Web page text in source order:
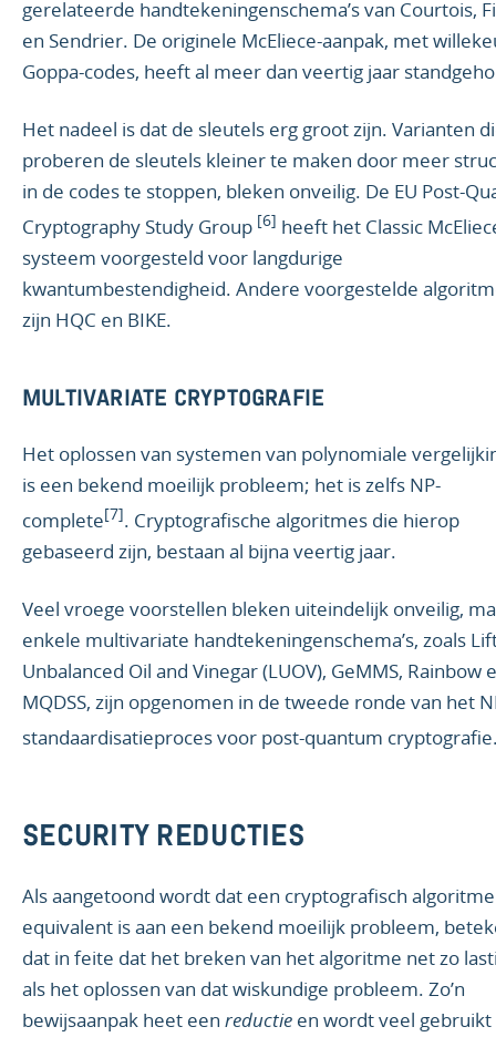
gerelateerde handtekeningenschema’s van Courtois,
en Sendrier. De originele McEliece-aanpak, met
Goppa-codes, heeft al meer dan veertig jaar
Het nadeel is dat de sleutels erg groot zijn. Varianten
proberen de sleutels kleiner te maken door meer
in de codes te stoppen, bleken onveilig. De EU Post-
Cryptography Study Group [6] heeft het Classic
systeem voorgesteld voor langdurige
kwantumbestendigheid. Andere voorgestelde
zijn HQC en BIKE.
MULTIVARIATE CRYPTOGRAFIE
Het oplossen van systemen van polynomiale
is een bekend moeilijk probleem; het is zelfs NP-
complete[7]. Cryptografische algoritmes die hierop
gebaseerd zijn, bestaan al bijna veertig jaar.
Veel vroege voorstellen bleken uiteindelijk onveilig,
enkele multivariate handtekeningenschema’s, zoals
Unbalanced Oil and Vinegar (LUOV), GeMMS, Rainbow
MQDSS, zijn opgenomen in de tweede ronde van het
standaardisatieproces voor post-quantum
SECURITY REDUCTIES
Als aangetoond wordt dat een cryptografisch algoritme
equivalent is aan een bekend moeilijk probleem,
dat in feite dat het breken van het algoritme net zo
als het oplossen van dat wiskundige probleem. Zo’n
bewijsaanpak heet een reductie en wordt veel gebruikt